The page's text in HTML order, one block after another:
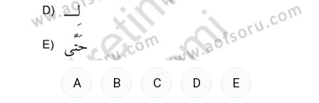
A B C D E